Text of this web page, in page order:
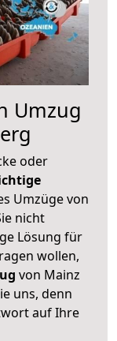
Umzug
oder
Umzüge von
nicht
Lösung für
wollen,
von Mainz
uns, denn
auf Ihre